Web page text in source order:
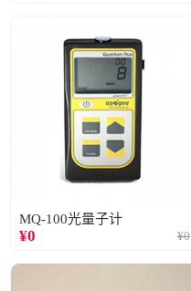
MQ-100光量子计
¥0 ¥0